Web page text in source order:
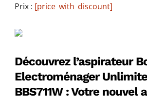
Prix : [price_with_discount]
Découvrez l’aspirateur
Electroménager
BBS711W : Votre nouvel